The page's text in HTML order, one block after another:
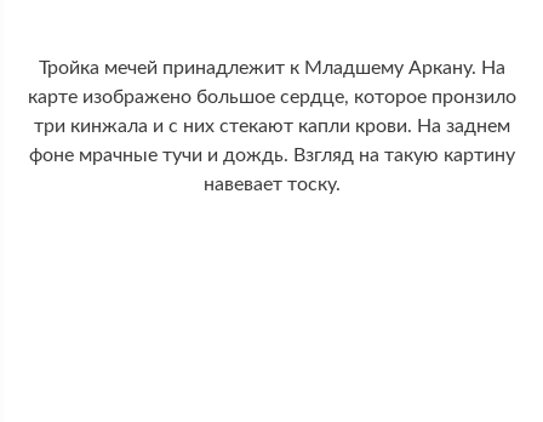
Тройка мечей принадлежит к Младшему Аркану. На
карте изображено большое сердце, которое пронзило
три кинжала и с них стекают капли крови. На заднем
фоне мрачные тучи и дождь. Взгляд на такую картину
навевает тоску.